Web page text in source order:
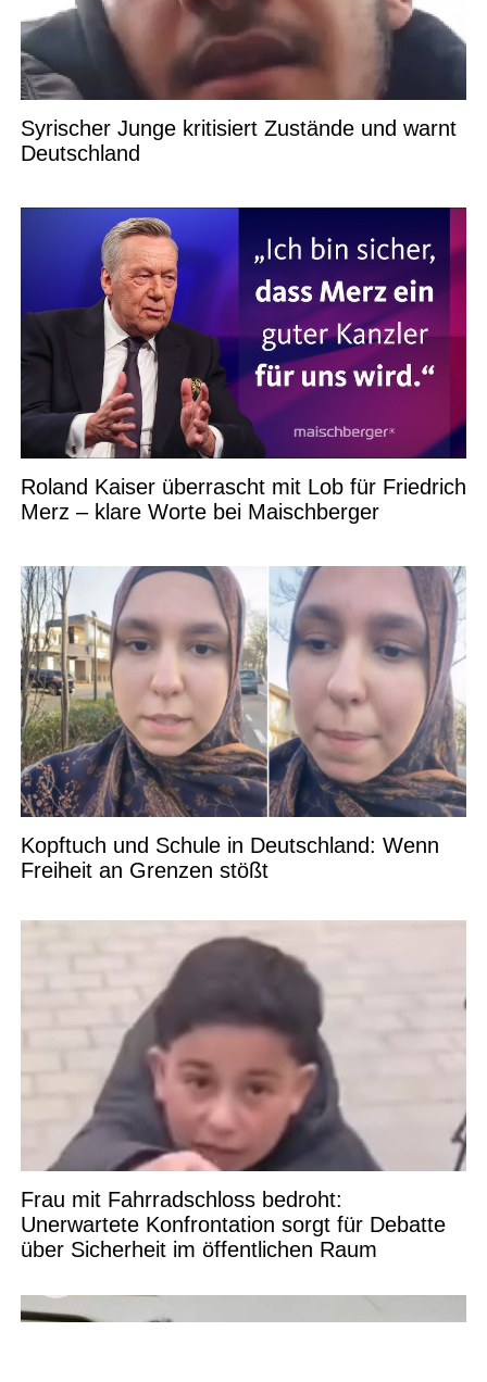
Syrischer Junge kritisiert Zustände und warnt
Deutschland
Roland Kaiser überrascht mit Lob für Friedrich
Merz – klare Worte bei Maischberger
Kopftuch und Schule in Deutschland: Wenn
Freiheit an Grenzen stößt
Frau mit Fahrradschloss bedroht:
Unerwartete Konfrontation sorgt für Debatte
über Sicherheit im öffentlichen Raum